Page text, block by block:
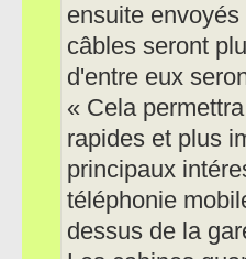
ensuite
câbles seront
d'entre eux
« Cela
rapides et plus
principaux
téléphonie
dessus de la